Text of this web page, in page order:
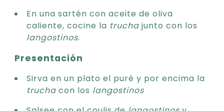
En una sartén con aceite de oliva
caliente, cocine la trucha junto con los
langostinos.
Presentación
Sirva en un plato el puré y por encima la
trucha con los langostinos